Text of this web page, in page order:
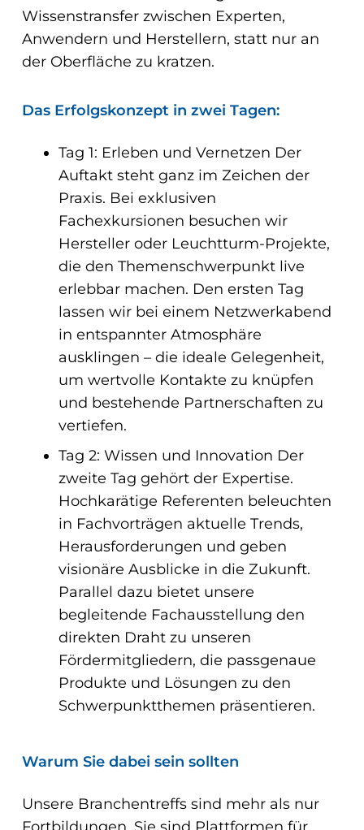
Wissenstransfer zwischen Experten,
Anwendern und Herstellern, statt nur an
der Oberfläche zu kratzen.
Das Erfolgskonzept in zwei Tagen:
Tag 1: Erleben und Vernetzen Der
Auftakt steht ganz im Zeichen der
Praxis. Bei exklusiven
Fachexkursionen besuchen wir
Hersteller oder Leuchtturm-Projekte,
die den Themenschwerpunkt live
erlebbar machen. Den ersten Tag
lassen wir bei einem Netzwerkabend
in entspannter Atmosphäre
ausklingen – die ideale Gelegenheit,
um wertvolle Kontakte zu knüpfen
und bestehende Partnerschaften zu
vertiefen.
Tag 2: Wissen und Innovation Der
zweite Tag gehört der Expertise.
Hochkarätige Referenten beleuchten
in Fachvorträgen aktuelle Trends,
Herausforderungen und geben
visionäre Ausblicke in die Zukunft.
Parallel dazu bietet unsere
begleitende Fachausstellung den
direkten Draht zu unseren
Fördermitgliedern, die passgenaue
Produkte und Lösungen zu den
Schwerpunktthemen präsentieren.
Warum Sie dabei sein sollten
Unsere Branchentreffs sind mehr als nur